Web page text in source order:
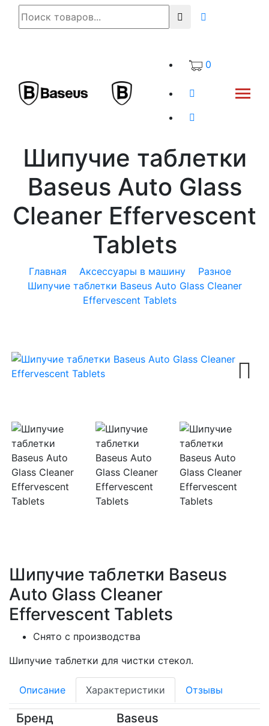
0
Шипучие таблетки
Baseus Auto Glass
Cleaner Effervescent
Tablets
Главная Аксессуары в машину
Разное
Шипучие таблетки Baseus Auto Glass Cleaner
Effervescent Tablets
Шипучие таблетки Baseus
Auto Glass Cleaner
Effervescent Tablets
Снято с производства
Шипучие таблетки для чистки стекол.
Описание Характеристики Отзывы
Бренд Baseus